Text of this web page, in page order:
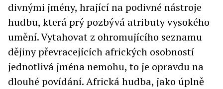
divnými jmény, hrající na podivné nástroje
hudbu, která prý pozbývá atributy vysokého
umění. Vytahovat z ohromujícího seznamu
dějiny převracejících afrických osobností
jednotlivá jména nemohu, to je opravdu na
dlouhé povídání. Africká hudba, jako úplně